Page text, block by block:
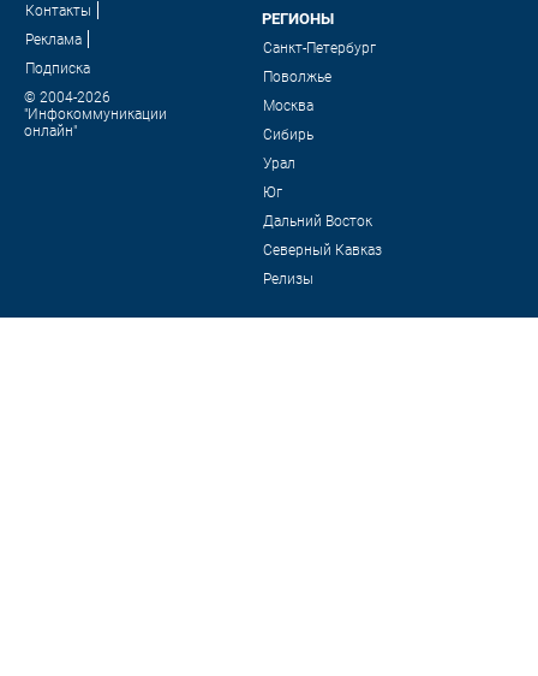
Контакты
Реклама
Подписка
© 2004-2026
"Инфокоммуникации
онлайн"
РЕГИОНЫ
Санкт-Петербург
Поволжье
Москва
Сибирь
Урал
Юг
Дальний Восток
Северный Кавказ
Релизы